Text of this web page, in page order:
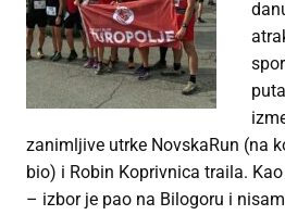
zanimljive utrke NovskaRun (na
bio) i Robin Koprivnica traila.
– izbor je pao na Bilogoru i